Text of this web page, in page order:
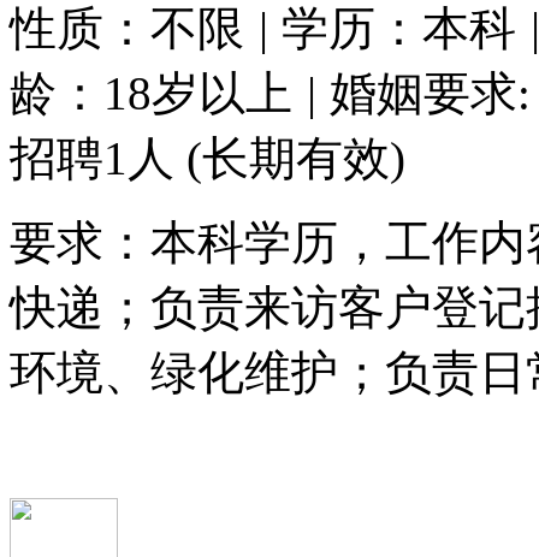
性质：不限 | 学历：本科
龄：18岁以上 | 婚姻要求
招聘1人 (长期有效)
要求：本科学历，工作
快递；负责来访客户登
环境、绿化维护；负责